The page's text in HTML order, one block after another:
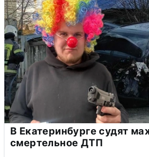
В Екатеринбурге судят
смертельное ДТП